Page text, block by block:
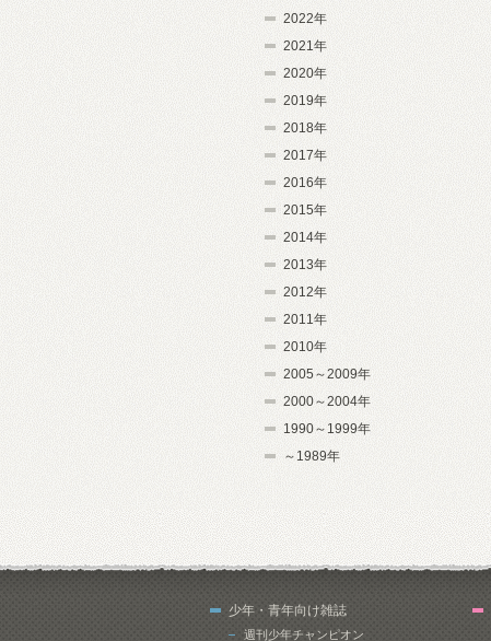
2022年
2021年
2020年
2019年
2018年
2017年
2016年
2015年
2014年
2013年
2012年
2011年
2010年
2005～2009年
2000～2004年
1990～1999年
～1989年
少年・青年向け雑誌
週刊少年チャンピオン